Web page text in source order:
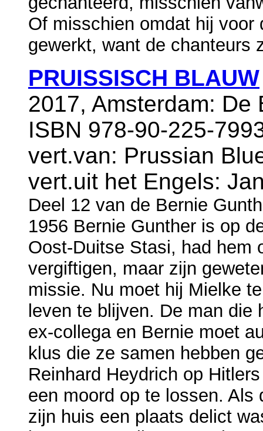
Of misschien omdat hij
gewerkt, want de chanteurs
PRUISSISCH BLAUW
2017, Amsterdam:
ISBN 978-90-225-
vert.van: Prussian
vert.uit het Engels:
Deel 12 van de Bernie
1956 Bernie Gunther is op
Oost-Duitse Stasi, had hem
vergiftigen, maar zijn
missie. Nu moet hij Mielke
leven te blijven. De man
ex-collega en Bernie moet
klus die ze samen hebben
Reinhard Heydrich op
een moord op te lossen.
zijn huis een plaats delict